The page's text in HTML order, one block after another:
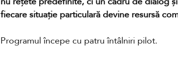
fiecare situație particulară devine resursă
Programul începe cu patru întâlniri pilot.